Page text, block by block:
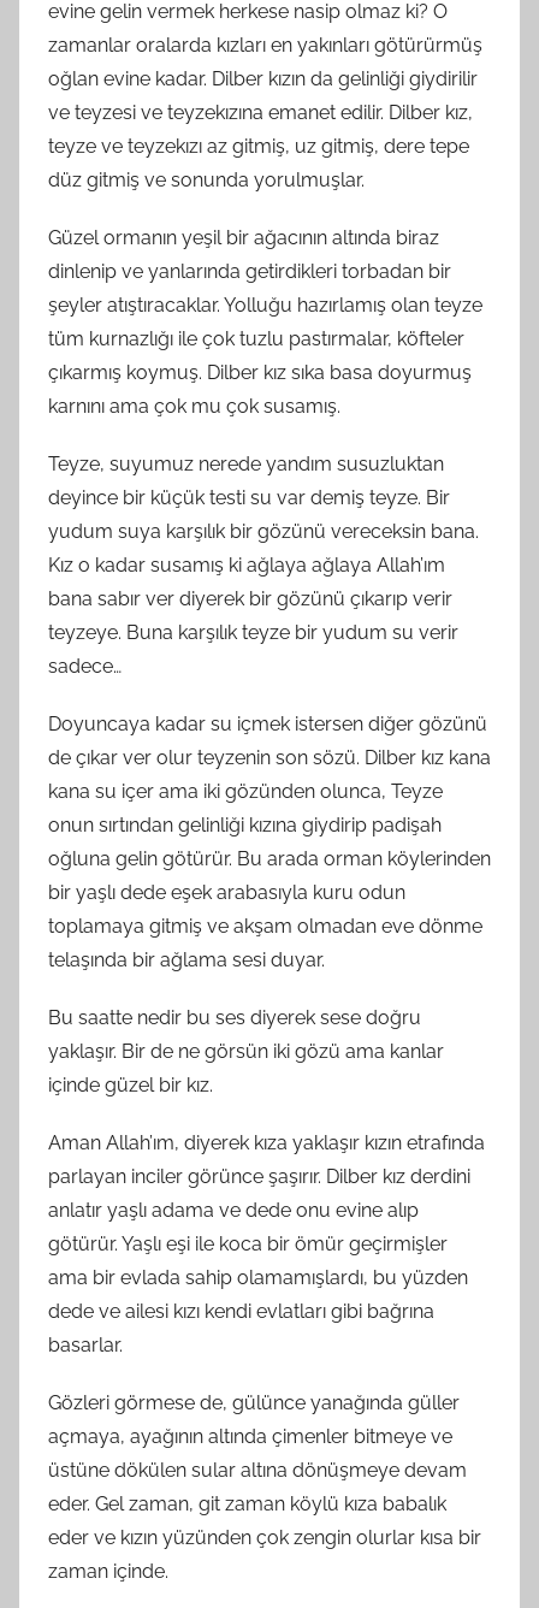
evine gelin vermek herkese nasip olmaz ki? O
zamanlar oralarda kızları en yakınları götürürmüş
oğlan evine kadar. Dilber kızın da gelinliği giydirilir
ve teyzesi ve teyzekızına emanet edilir. Dilber kız,
teyze ve teyzekızı az gitmiş, uz gitmiş, dere tepe
düz gitmiş ve sonunda yorulmuşlar.
Güzel ormanın yeşil bir ağacının altında biraz
dinlenip ve yanlarında getirdikleri torbadan bir
şeyler atıştıracaklar. Yolluğu hazırlamış olan teyze
tüm kurnazlığı ile çok tuzlu pastırmalar, köfteler
çıkarmış koymuş. Dilber kız sıka basa doyurmuş
karnını ama çok mu çok susamış.
Teyze, suyumuz nerede yandım susuzluktan
deyince bir küçük testi su var demiş teyze. Bir
yudum suya karşılık bir gözünü vereceksin bana.
Kız o kadar susamış ki ağlaya ağlaya Allah’ım
bana sabır ver diyerek bir gözünü çıkarıp verir
teyzeye. Buna karşılık teyze bir yudum su verir
sadece…
Doyuncaya kadar su içmek istersen diğer gözünü
de çıkar ver olur teyzenin son sözü. Dilber kız kana
kana su içer ama iki gözünden olunca, Teyze
onun sırtından gelinliği kızına giydirip padişah
oğluna gelin götürür. Bu arada orman köylerinden
bir yaşlı dede eşek arabasıyla kuru odun
toplamaya gitmiş ve akşam olmadan eve dönme
telaşında bir ağlama sesi duyar.
Bu saatte nedir bu ses diyerek sese doğru
yaklaşır. Bir de ne görsün iki gözü ama kanlar
içinde güzel bir kız.
Aman Allah’ım, diyerek kıza yaklaşır kızın etrafında
parlayan inciler görünce şaşırır. Dilber kız derdini
anlatır yaşlı adama ve dede onu evine alıp
götürür. Yaşlı eşi ile koca bir ömür geçirmişler
ama bir evlada sahip olamamışlardı, bu yüzden
dede ve ailesi kızı kendi evlatları gibi bağrına
basarlar.
Gözleri görmese de, gülünce yanağında güller
açmaya, ayağının altında çimenler bitmeye ve
üstüne dökülen sular altına dönüşmeye devam
eder. Gel zaman, git zaman köylü kıza babalık
eder ve kızın yüzünden çok zengin olurlar kısa bir
zaman içinde.